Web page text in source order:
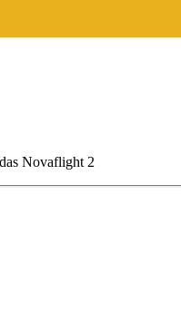
Novaflight 2